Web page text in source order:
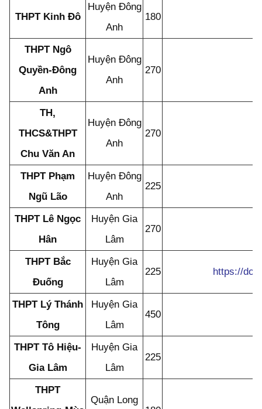
THPT Kinh Đô
Huyện Đông
Anh
180
THPT Ngô
Quyền-Đông
Anh
Huyện Đông
Anh
270
TH,
THCS&THPT
Chu Văn An
Huyện Đông
Anh
270
THPT Phạm
Ngũ Lão
Huyện Đông
Anh
225
THPT Lê Ngọc
Hân
Huyện Gia
Lâm
270
THPT Bắc
Đuống
Huyện Gia
Lâm
225 https://
THPT Lý Thánh
Tông
Huyện Gia
Lâm
450
THPT Tô Hiệu-
Gia Lâm
Huyện Gia
Lâm
225
THPT
Quận Long